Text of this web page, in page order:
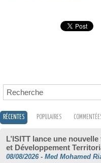
RÉCENTES POPULAIRES
L’ISITT lance une
et Développement
08/08/2026 - Med Mohamed